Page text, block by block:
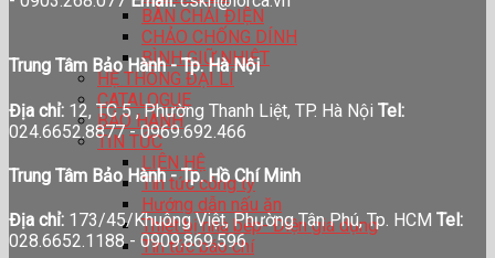
BÀN CHẢI ĐIỆN
CHẢO CHỐNG DÍNH
BÌNH GIỮ NHIỆT
HỆ THỐNG ĐẠI LÍ
CATALOGUE
BẢO HÀNH
TIN TỨC
LIÊN HỆ
Tin tức công ty
Hướng dẫn nấu ăn
Thiết bị nhà bếp- Điện gia dụng
Tin tức báo chí
Trung Tâm Bảo Hành - Tp. Hà Nội
Địa chỉ: 12, TC 5 , Phường Thanh Liệt, TP. Hà Nội Tel:
024.6652.8877 - 0969.692.466
Trung Tâm Bảo Hành - Tp. Hồ Chí Minh
Địa chỉ: 173/45/Khuông Việt, Phường Tân Phú, Tp. HCM Tel:
028.6652.1188 - 0909.869.596